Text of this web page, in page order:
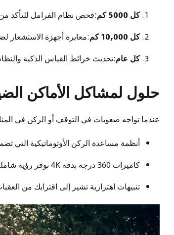
كل 5000 كم
:فحص نظام الفرامل للتأكد من
كل 10,000 كم
:معايرة أجهزة الاستشعار
كل عام:تحديث خرائط القياس الذكية
حلول لمشاكل الأماكن
عندما تواجه صعوبات في التوقف أو الركن في
أنظمة مساعدة الركن الأوتوماتيكية التي
كاميرات 360 درجة بدقة 4K توفر رؤية شاملة لمحيط السيارة في جميع الزوايا.
تنبيهات اهتزازية تشير إلى اقترابك من